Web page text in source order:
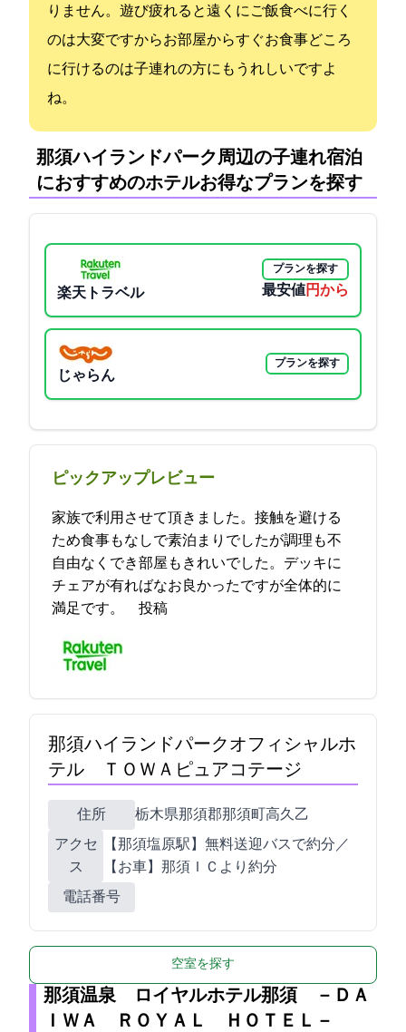
りません。遊び疲れると遠くにご飯食べに行く
のは大変ですからお部屋からすぐお食事どころ
に行けるのは子連れの方にもうれしいですよ
ね。
那須ハイランドパーク周辺の子連れ宿泊
におすすめのホテル:お得なプランを探す
楽天トラベル
プランを探す
最安値5500円から
じゃらん
プランを探す
ピックアップレビュー
家族で利用させて頂きました。接触を避ける
ため食事もなしで素泊まりでしたが調理も不
自由なくでき部屋もきれいでした。デッキに
チェアが有ればなお良かったですが全体的に
満足です。 2021-09-18 19:35:02投稿
那須ハイランドパークオフィシャルホ
テル ＴＯＷＡピュアコテージ
住所
栃木県那須郡那須町高久乙3375
アクセ
ス
【那須塩原駅】無料送迎バスで約40分／
【お車】那須ＩＣより約20分
電話番号
空室を探す
那須温泉 ロイヤルホテル那須 －ＤＡ
ＩＷＡ ＲＯＹＡＬ ＨＯＴＥＬ－